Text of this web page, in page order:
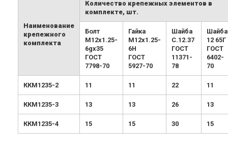
Наименование
крепежного
комплекта
Количество крепежных элементов в
комплекте, шт.
Болт
М12х1.25-
6gx35
ГОСТ
7798-70
Гайка
М12х1.25-
6H
ГОСТ
5927-70
Шайба
С.12.37
ГОСТ
11371-
78
Шайба
12 65Г
ГОСТ
6402-
70
ККМ1235-2 11 11 22 11
ККМ1235-3 13 13 26 13
ККМ1235-4 15 15 30 15